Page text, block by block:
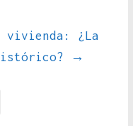
vivienda: ¿La
→